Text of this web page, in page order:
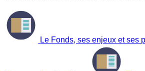
Le Fonds, ses enjeux et ses